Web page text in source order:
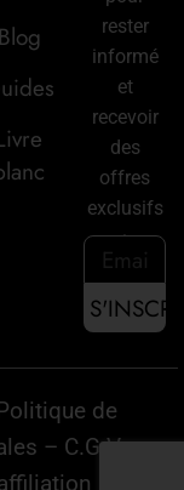
Blog
rester
informé
et
recevoir
des
offres
exclusifs
:
de
– C.G.V–